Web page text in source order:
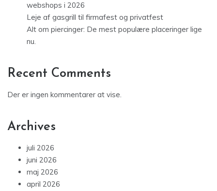
webshops i 2026
Leje af gasgrill til firmafest og privatfest
Alt om piercinger: De mest populære placeringer lige
nu.
Recent Comments
Der er ingen kommentarer at vise.
Archives
juli 2026
juni 2026
maj 2026
april 2026